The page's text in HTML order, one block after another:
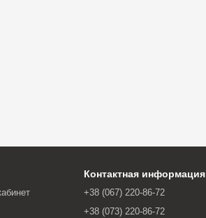
Контактная информация
+38 (067) 220-86-72
+38 (073) 220-86-72